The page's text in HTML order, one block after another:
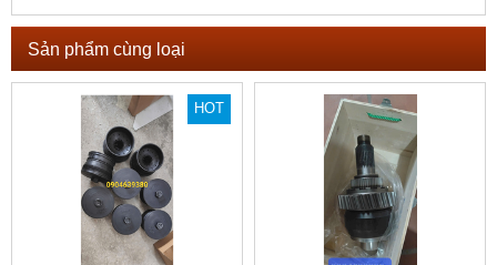
Sản phẩm cùng loại
HOT